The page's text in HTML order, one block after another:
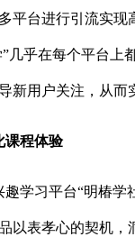
平台进行引流实
几乎在每个平台
新用户关注，从
课程体验
学习平台“明椿
以表孝心的契机